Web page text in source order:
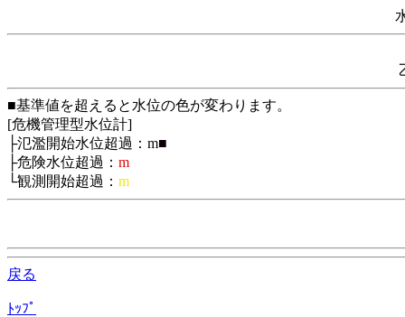
■基準値を超えると水位の色が変わります。
[危機管理型水位計]
├氾濫開始水位超過： m■
├危険水位超過： m
└観測開始超過： m
戻る
ﾄｯﾌﾟ